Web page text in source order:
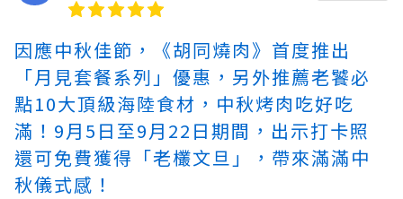
因應中秋佳節，《胡同燒肉》首度推出
「月見套餐系列」優惠，另外推薦老饕必
點10大頂級海陸食材，中秋烤肉吃好吃
滿！9月5日至9月22日期間，出示打卡照
還可免費獲得「老欉文旦」，帶來滿滿中
秋儀式感！